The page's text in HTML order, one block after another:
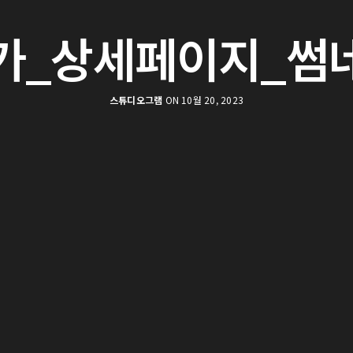
_상세페이지_썸
스튜디오그램 ON 10월 20, 2023